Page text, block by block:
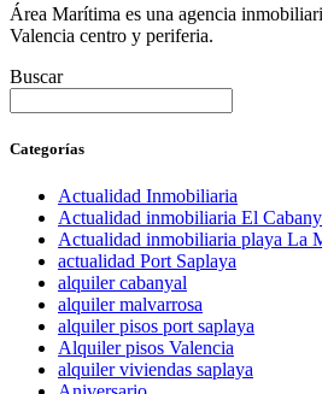
Área Marítima es una agencia
Valencia centro y periferia.
Buscar
Categorías
Actualidad Inmobiliaria
Actualidad inmobiliaria El
Actualidad inmobiliaria playa La
actualidad Port Saplaya
alquiler cabanyal
alquiler malvarrosa
alquiler pisos port saplaya
Alquiler pisos Valencia
alquiler viviendas saplaya